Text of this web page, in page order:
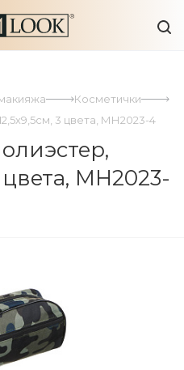
Косметички
3 цвета, МН2023-4
цвета, МН2023-